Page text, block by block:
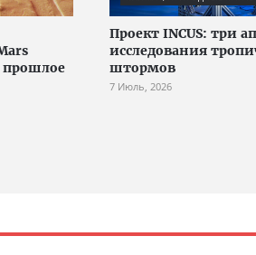
прошлое
Проект INCUS: три
исследования
штормов
7 Июль, 2026